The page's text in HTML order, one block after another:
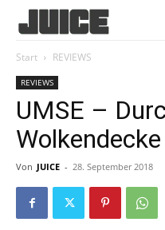
Start REVIEWS
REVIEWS
UMSE –
Von JUICE - 28. September 2018